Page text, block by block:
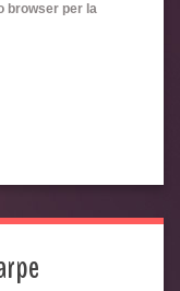
browser per la